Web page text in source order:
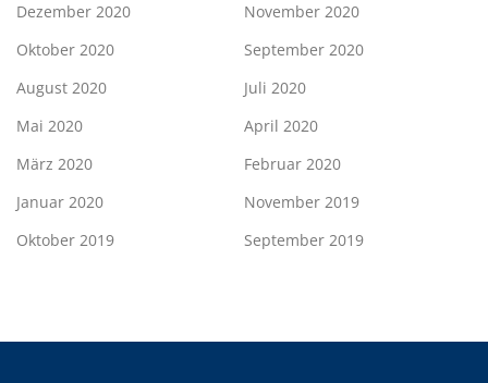
Dezember 2020
November 2020
Oktober 2020
September 2020
August 2020
Juli 2020
Mai 2020
April 2020
März 2020
Februar 2020
Januar 2020
November 2019
Oktober 2019
September 2019